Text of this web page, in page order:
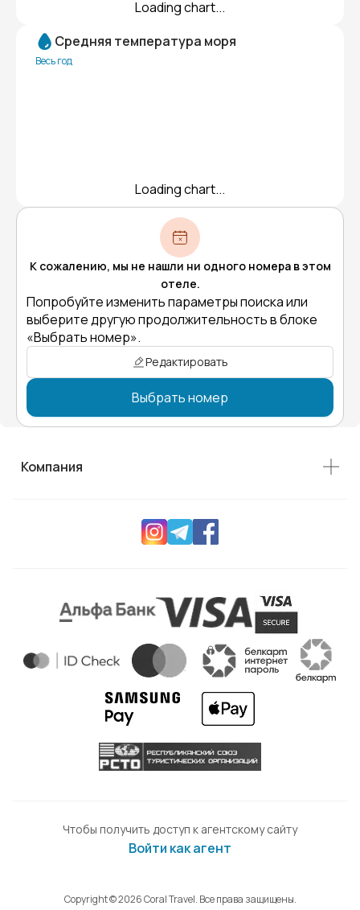
Loading chart...
Средняя температура моря
Весь год
Loading chart...
К сожалению, мы не нашли ни одного номера в этом
отеле.
Попробуйте изменить параметры поиска или
выберите другую продолжительность в блоке
«Выбрать номер».
Редактировать
Выбрать номер
Компания
Чтобы получить доступ к агентскому сайту
Войти как агент
Copyright © 2026 Coral Travel. Все права защищены.